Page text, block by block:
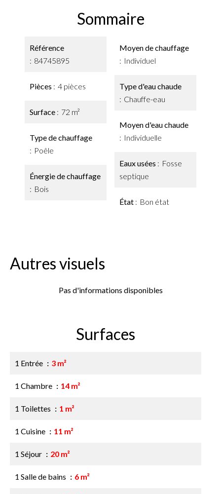
Sommaire
Référence
84745895
Pièces 4 pièces
Surface 72 m²
Type de chauffage
Poêle
Énergie de chauffage
Bois
Moyen de chauffage
Individuel
Type d'eau chaude
Chauffe-eau
Moyen d'eau chaude
Individuelle
Eaux usées
Fosse
septique
État Bon état
Autres visuels
Pas d'informations disponibles
Surfaces
1 Entrée 3 m²
1 Chambre 14 m²
1 Toilettes 1 m²
1 Cuisine 11 m²
1 Séjour 20 m²
1 Salle de bains 6 m²